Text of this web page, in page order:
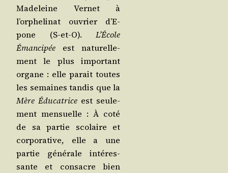
Made­leine Ver­net à
l’orphelinat ouvrier d’E­
pone (S‑et‑O). L’École
Éman­ci­pée est natu­rel­le­
ment le plus impor­tant
organe : elle parait toutes
les semaines tan­dis que la
Mère Édu­ca­trice est seule­
ment men­suelle : À coté
de sa par­tie sco­laire et
cor­po­ra­tive, elle a une
par­tie géné­rale inté­res­
sante et consacre bien